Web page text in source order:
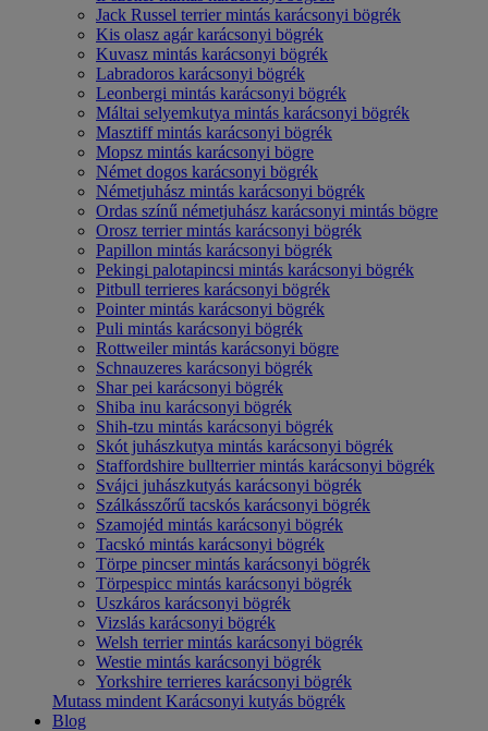
Jack Russel terrier mintás karácsonyi bögrék
Kis olasz agár karácsonyi bögrék
Kuvasz mintás karácsonyi bögrék
Labradoros karácsonyi bögrék
Leonbergi mintás karácsonyi bögrék
Máltai selyemkutya mintás karácsonyi bögrék
Masztiff mintás karácsonyi bögrék
Mopsz mintás karácsonyi bögre
Német dogos karácsonyi bögrék
Németjuhász mintás karácsonyi bögrék
Ordas színű németjuhász karácsonyi mintás bögre
Orosz terrier mintás karácsonyi bögrék
Papillon mintás karácsonyi bögrék
Pekingi palotapincsi mintás karácsonyi bögrék
Pitbull terrieres karácsonyi bögrék
Pointer mintás karácsonyi bögrék
Puli mintás karácsonyi bögrék
Rottweiler mintás karácsonyi bögre
Schnauzeres karácsonyi bögrék
Shar pei karácsonyi bögrék
Shiba inu karácsonyi bögrék
Shih-tzu mintás karácsonyi bögrék
Skót juhászkutya mintás karácsonyi bögrék
Staffordshire bullterrier mintás karácsonyi bögrék
Svájci juhászkutyás karácsonyi bögrék
Szálkásszőrű tacskós karácsonyi bögrék
Szamojéd mintás karácsonyi bögrék
Tacskó mintás karácsonyi bögrék
Törpe pincser mintás karácsonyi bögrék
Törpespicc mintás karácsonyi bögrék
Uszkáros karácsonyi bögrék
Vizslás karácsonyi bögrék
Welsh terrier mintás karácsonyi bögrék
Westie mintás karácsonyi bögrék
Yorkshire terrieres karácsonyi bögrék
Mutass mindent Karácsonyi kutyás bögrék
Blog